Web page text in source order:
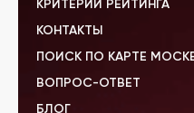
КРИТЕРИИ РЕЙТИНГА
КОНТАКТЫ
ПОИСК ПО КАРТЕ
ВОПРОС-ОТВЕТ
БЛОГ